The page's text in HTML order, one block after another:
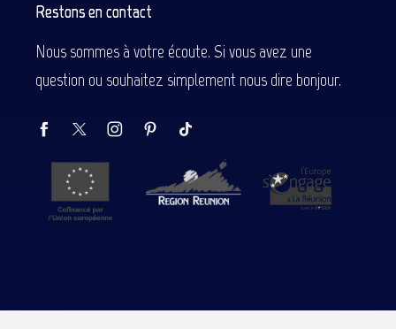
Restons en contact
Nous sommes à votre écoute. Si vous avez une
question ou souhaitez simplement nous dire bonjour.